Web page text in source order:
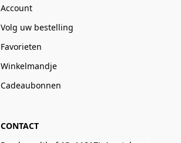
Account
Volg uw bestelling
Favorieten
Winkelmandje
Cadeaubonnen
CONTACT